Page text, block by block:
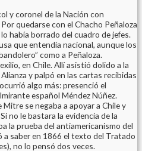
y coronel de la Nación con
quedarse con el Chacho Peñaloza
había borrado del cuadro de jefes.
que entendía nacional, aunque los
como a Peñaloza.
en Chile. Allí asistió dolido a la
y palpó en las cartas recibidas
algo más: presenció el
español Méndez Núñez.
se negaba a apoyar a Chile y
no le bastara la evidencia de la
la prueba del antiamericanismo del
a saber en 1866 el texto del Tratado
no lo pensó dos veces.